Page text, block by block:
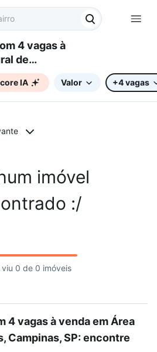
4 vagas à
de
SP
IA Valor +4 vagas
imóvel
:/
viu 0 de 0 imóveis
4 vagas à venda em Área
Campinas, SP: encontre